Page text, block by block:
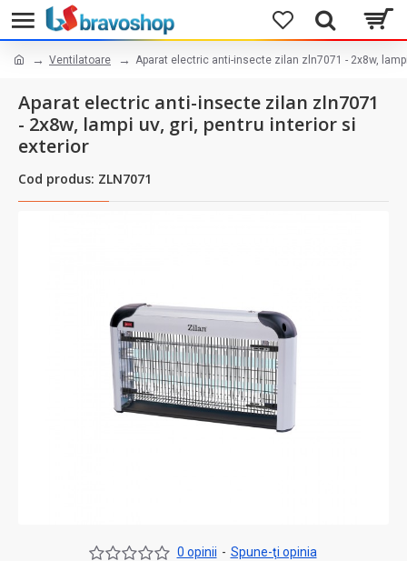
Ventilatoare Aparat electric anti-insecte zilan zln7071 - 2x8w,
Aparat electric anti-insecte zilan zln7071
- 2x8w, lampi uv, gri, pentru interior si
exterior
Cod produs: ZLN7071
0 opinii - Spune-ţi opinia